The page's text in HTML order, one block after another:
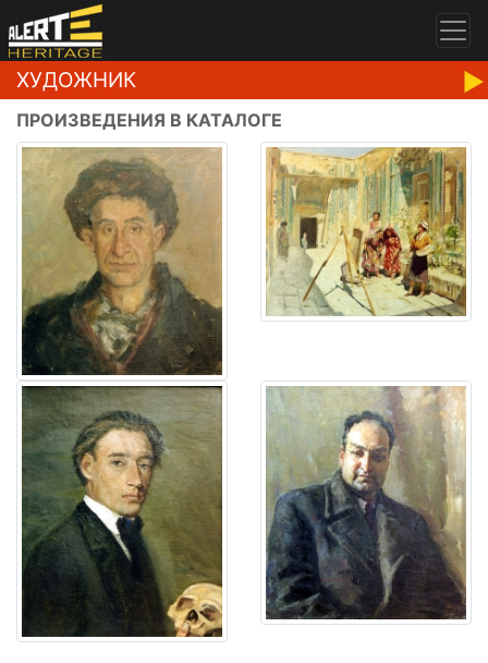
ХУДОЖНИК
ПРОИЗВЕДЕНИЯ В КАТАЛОГЕ